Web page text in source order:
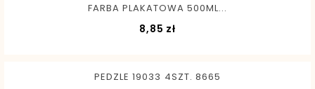
FARBA PLAKATOWA 500ML...
8,85 zł
PEDZLE 19033 4SZT. 8665